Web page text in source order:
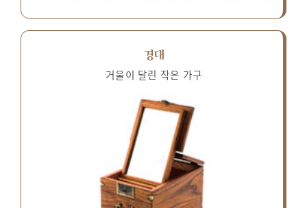
경대
거울이 달린 작은 가구